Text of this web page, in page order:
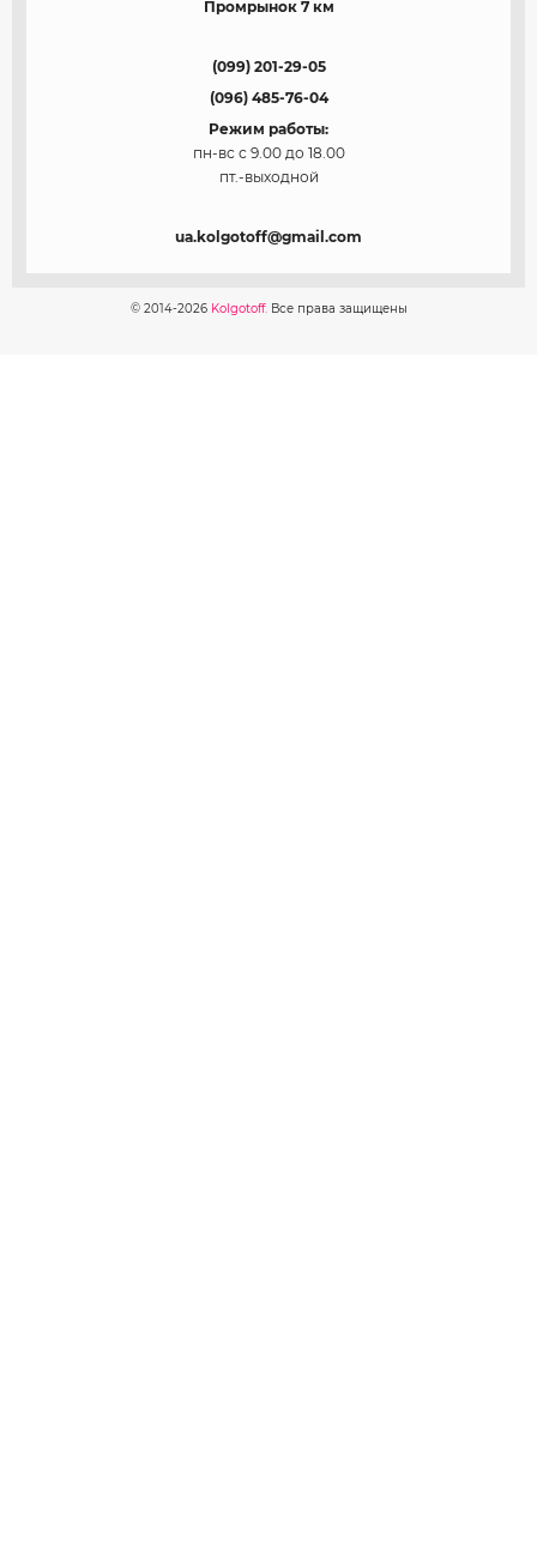
Промрынок 7 км
(099) 201-29-05
(096) 485-76-04
Режим работы:
пн-вс с 9.00 до 18.00
пт.-выходной
ua.kolgotoff@gmail.com
© 2014-2026 Kolgotoff.Все права защищены